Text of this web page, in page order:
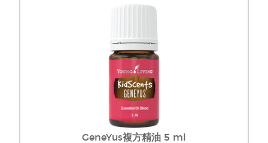
GeneYus複方精油 5 ml